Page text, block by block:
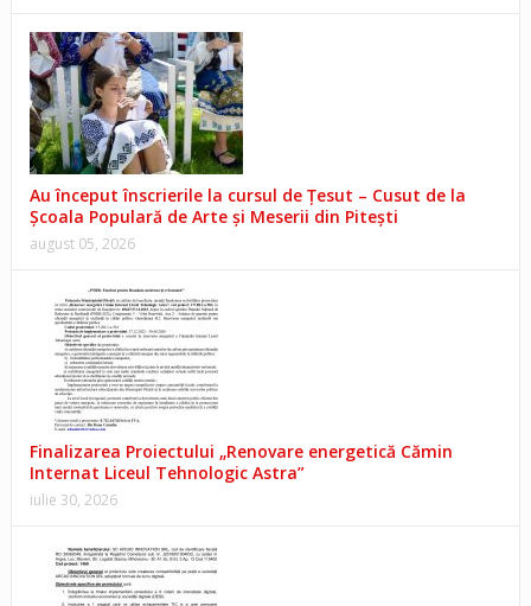
Au început înscrierile la cursul de Țesut – Cusut de la
Școala Populară de Arte și Meserii din Pitești
august 05, 2026
Finalizarea Proiectului „Renovare energetică Cămin
Internat Liceul Tehnologic Astra”
iulie 30, 2026